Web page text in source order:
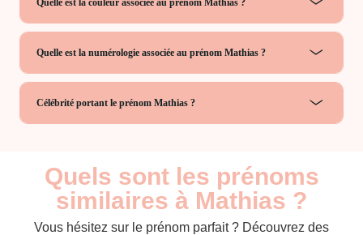
Quelle est la numérologie associée au prénom Mathias ?
Célébrité portant le prénom Mathias ?
Quels sont les prénoms
similaires à Mathias ?
Vous hésitez sur le prénom parfait ? Découvrez des